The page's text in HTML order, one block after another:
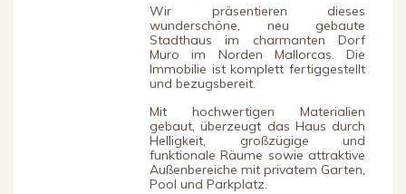
Wir präsentieren dieses
wunderschöne, neu gebaute
Stadthaus im charmanten Dorf
Muro im Norden Mallorcas. Die
Immobilie ist komplett fertiggestellt
und bezugsbereit.
Mit hochwertigen Materialien
gebaut, überzeugt das Haus durch
Helligkeit, großzügige und
funktionale Räume sowie attraktive
Außenbereiche mit privatem Garten,
Pool und Parkplatz.